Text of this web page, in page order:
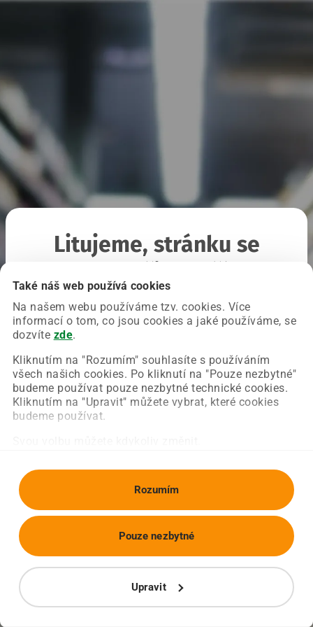
Také náš web používá cookies
Na našem webu používáme tzv. cookies. Více
informací o tom, co jsou cookies a jaké používáme, se
dozvíte zde.
Kliknutím na "Rozumím" souhlasíte s používáním
všech našich cookies. Po kliknutí na "Pouze nezbytné"
budeme používat pouze nezbytné technické cookies.
Kliknutím na "Upravit" můžete vybrat, které cookies
budeme používat.
Rozumím
Upravit
Pouze nezbytné
Litujeme, stránku se
Chyba nastala na naší straně a už ji opravujeme.
Zkuste prosím znovu načíst požadovanou stránku.
Obnovit stránku Úvodní strana